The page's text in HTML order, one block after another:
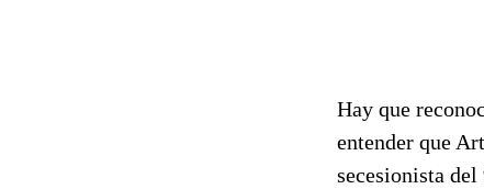
Hay que
entender que
secesionista del